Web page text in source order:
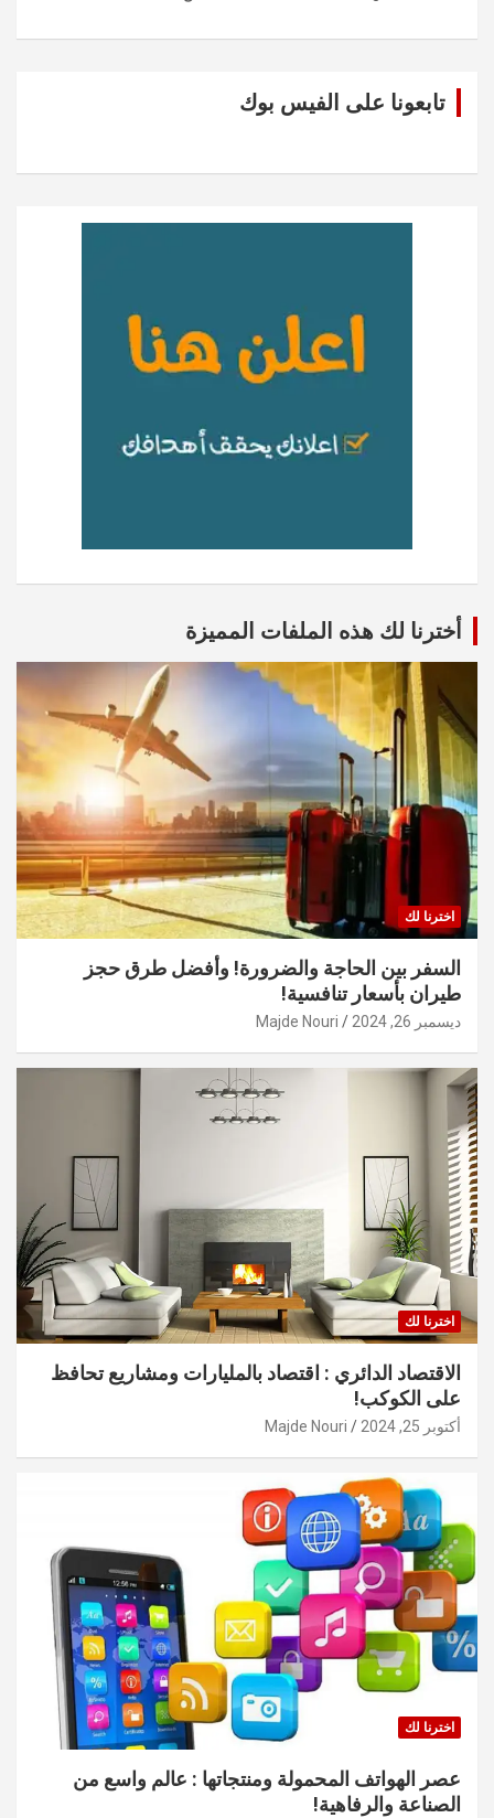
تابعونا على الفيس بوك
أخترنا لك هذه الملفات المميزة
اخترنا لك
السفر بين الحاجة والضرورة! وأفضل طرق حجز
طيران بأسعار تنافسية!
ديسمبر 26, 2024 Majde Nouri
اخترنا لك
الاقتصاد الدائري : اقتصاد بالمليارات ومشاريع تحافظ
على الكوكب!
أكتوبر 25, 2024 Majde Nouri
اخترنا لك
عصر الهواتف المحمولة ومنتجاتها : عالم واسع من
الصناعة والرفاهية!